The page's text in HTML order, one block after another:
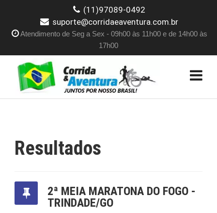
(11)97089-0492
suporte@corridaeaventura.com.br
Atendimento de Seg a Sex - 09h00 às 11h00 e de 14h00 às
17h00
Resultados
2ª MEIA MARATONA DO FOGO -
TRINDADE/GO